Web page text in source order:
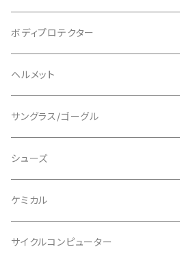
AENOMALY/アエノマリー
ALL MOUNTAIN STYLE
AVID/アヴィド
BAR MITTS/バーミッツ
BAZOOKA/バズーカ
BBB/ビービービー
ジャージ
ロングスリーブ
ショートスリーブ
ジャケット
ショーツ
ビブタイプ
パンツ / タイツ
上下セット
グローブ
ボディプロテクター
エルボー/肘
ニー/膝
その他
ヘルメット
ロード
マウンテンバイク
フルフェイス
キッズ
サングラス/ゴーグル
アクセサリー
シューズ
ロード
グラベル
ケミカル
サイクルコンピューター